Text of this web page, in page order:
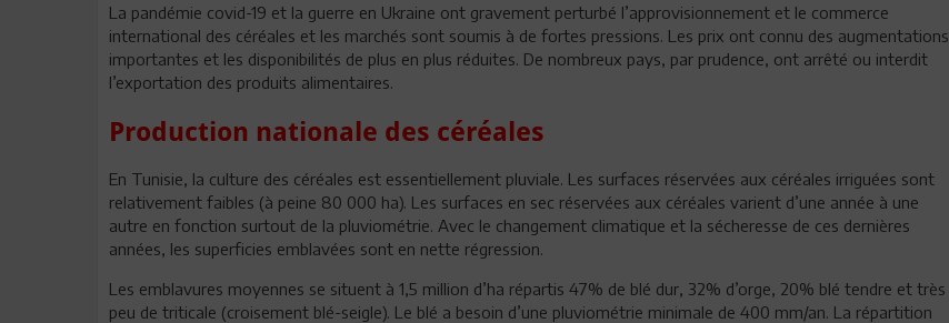
La pandémie covid-19 et la guerre en Ukraine ont gravement perturbé l’approvisionnement et le commerce
international des céréales et les marchés sont soumis à de fortes pressions. Les prix ont connu des augmentations
importantes et les disponibilités de plus en plus réduites. De nombreux pays, par prudence, ont arrêté ou interdit
l’exportation des produits alimentaires.
Production nationale des céréales
En Tunisie, la culture des céréales est essentiellement pluviale. Les surfaces réservées aux céréales irriguées sont
relativement faibles (à peine 80 000 ha). Les surfaces en sec réservées aux céréales varient d’une année à une
autre en fonction surtout de la pluviométrie. Avec le changement climatique et la sécheresse de ces dernières
années, les superficies emblavées sont en nette régression.
Les emblavures moyennes se situent à 1,5 million d’ha répartis 47% de blé dur, 32% d’orge, 20% blé tendre et très
peu de triticale (croisement blé-seigle). Le blé a besoin d’une pluviométrie minimale de 400 mm/an. La répartition